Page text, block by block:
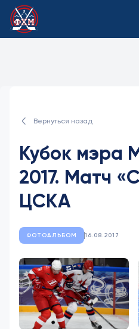
Вернуться назад
Кубок мэра
2017. Матч
ЦСКА
ФОТОАЛЬБОМ 16.08.2017